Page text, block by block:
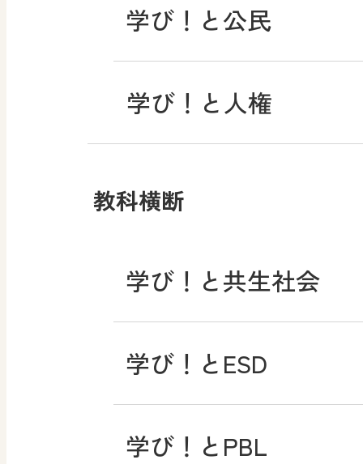
学び！と公民
学び！と人権
教科横断
学び！と共生社会
学び！とESD
学び！とPBL